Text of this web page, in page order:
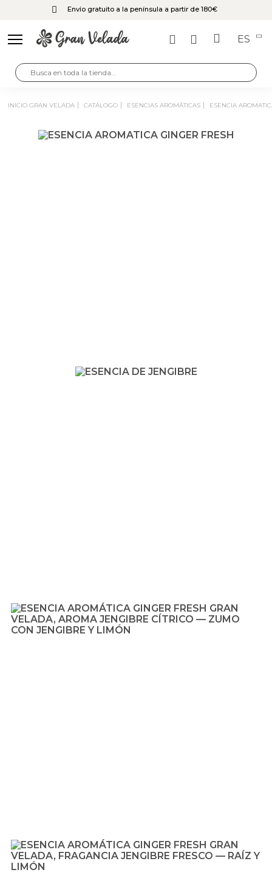
Envío gratuito a la península a partir de 180€
ES
INICIO GRAN VELADA CATÁLOGO ESENCIAS AROMÁTICAS ESENCIA